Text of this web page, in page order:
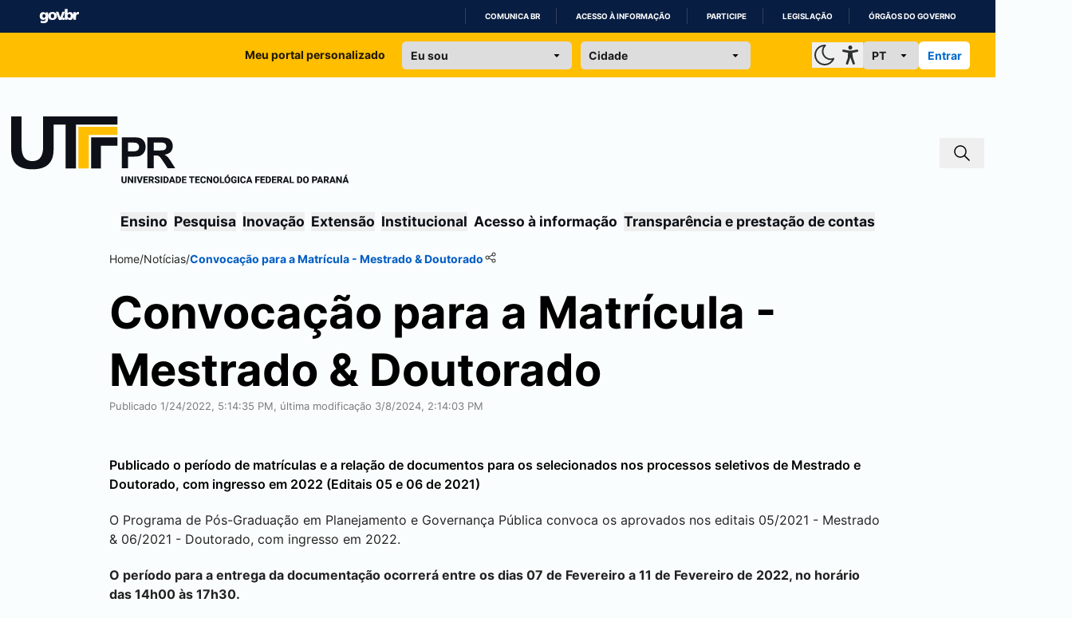
IR
COMUNICA BR ACESSO À INFORMAÇÃO PARTICIPE LEGISLAÇÃO ÓRGÃOS DO GOVERNO
Meu portal personalizado Entrar
Ensino Pesquisa Inovação Extensão Institucional Acesso à informação Transparência e prestação de contas
Home/Notícias/Convocação para a Matrícula - Mestrado & Doutorado
Convocação para a Matrícula -
Mestrado & Doutorado
Publicado 1/24/2022, 5:14:35 PM, última modificação 3/8/2024, 2:14:03 PM
Publicado o período de matrículas e a relação de documentos para os selecionados nos processos seletivos de Mestrado e
Doutorado, com ingresso em 2022 (Editais 05 e 06 de 2021)
O Programa de Pós-Graduação em Planejamento e Governança Pública convoca os aprovados nos editais 05/2021 - Mestrado
& 06/2021 - Doutorado, com ingresso em 2022.
O período para a entrega da documentação ocorrerá entre os dias 07 de Fevereiro a 11 de Fevereiro de 2022, no horário
das 14h00 às 17h30.